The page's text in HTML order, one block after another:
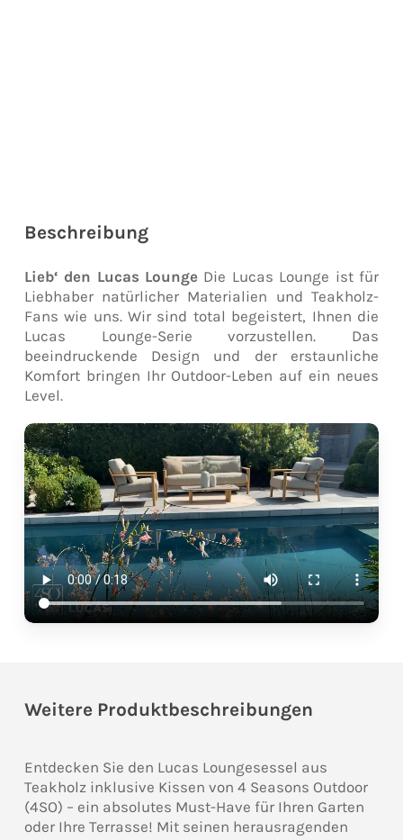
Beschreibung
Lieb‘ den Lucas Lounge Die Lucas Lounge ist für
Liebhaber natürlicher Materialien und Teakholz-
Fans wie uns. Wir sind total begeistert, Ihnen die
Lucas Lounge-Serie vorzustellen. Das
beeindruckende Design und der erstaunliche
Komfort bringen Ihr Outdoor-Leben auf ein neues
Level.
Weitere Produktbeschreibungen
Entdecken Sie den Lucas Loungesessel aus
Teakholz inklusive Kissen von 4 Seasons Outdoor
(4SO) – ein absolutes Must-Have für Ihren Garten
oder Ihre Terrasse! Mit seinen herausragenden